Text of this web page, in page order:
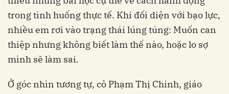
trong tình huống thực tế. Khi đối diện với bạo lực,
nhiều em rơi vào trạng thái lúng túng: Muốn can
thiệp nhưng không biết làm thế nào, hoặc lo sợ
mình sẽ làm sai.
Ở góc nhìn tương tự, cô Phạm Thị Chinh, giáo